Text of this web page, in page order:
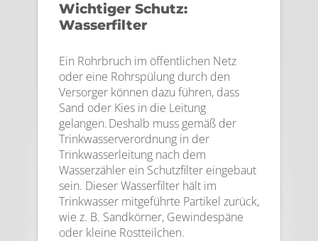
Wichtiger Schutz:
Wasserfilter
Ein Rohrbruch im öffentlichen Netz
oder eine Rohrspülung durch den
Versorger können dazu führen, dass
Sand oder Kies in die Leitung
gelangen. Deshalb muss gemäß der
Trinkwasserverordnung in der
Trinkwasserleitung nach dem
Wasserzähler ein Schutzfilter eingebaut
sein. Dieser Wasserfilter hält im
Trinkwasser mitgeführte Partikel zurück,
wie z. B. Sandkörner, Gewindespäne
oder kleine Rostteilchen.